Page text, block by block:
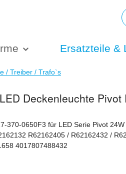
Ersatzteile &
/ Treiber / Trafo`s
Deckenleuchte